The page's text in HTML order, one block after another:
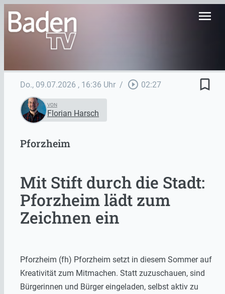
menu
Do., 09.07.2026 , 16:36 Uhr / play_circle_outline 02:27 bookmark_border
VON
Florian Harsch
Pforzheim
Mit Stift durch die Stadt:
Pforzheim lädt zum
Zeichnen ein
Pforzheim (fh) Pforzheim setzt in diesem Sommer auf
Kreativität zum Mitmachen. Statt zuzuschauen, sind
Bürgerinnen und Bürger eingeladen, selbst aktiv zu